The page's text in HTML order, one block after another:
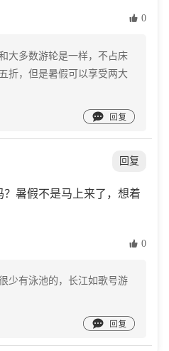
 0
大多数游轮是一样，不占床
折，但是暑假可以享受两大

回复
暑假不是马上来了，想着
 0
少有泳池的，长江如歌号游
